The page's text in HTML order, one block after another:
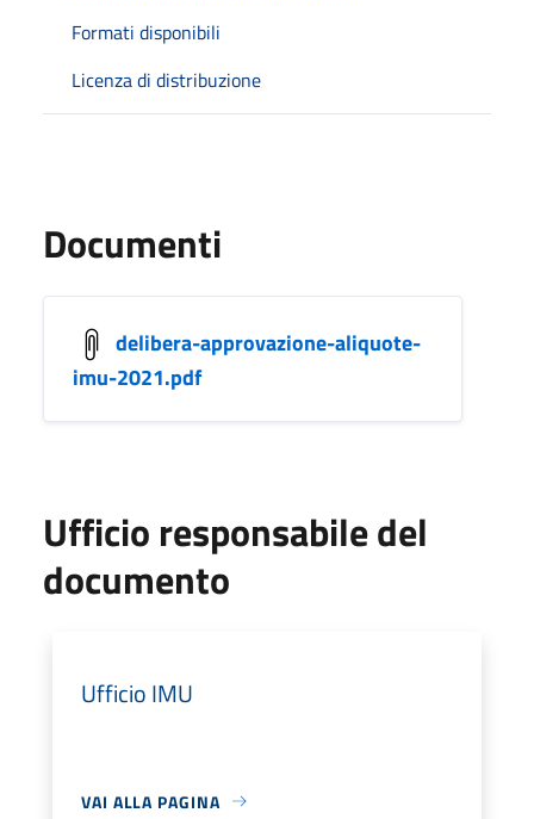
Formati disponibili
Licenza di distribuzione
Documenti
delibera-approvazione-aliquote-
imu-2021.pdf
Ufficio responsabile del
documento
Ufficio IMU
VAI ALLA PAGINA